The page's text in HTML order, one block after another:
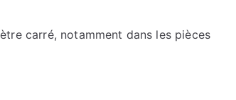
carré, notamment dans les pièces